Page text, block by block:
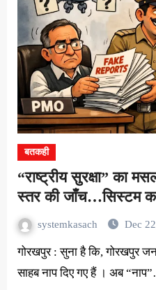
बतकही
“राष्ट्रीय सुरक्षा” का
स्तर की जाँच…सिस्टम
systemkasach Dec
गोरखपुर : सुना है कि, गोरखपुर जनपद में “राजाओं-के-घाट” वाले
साहब नाप दिए गए हैं । अब